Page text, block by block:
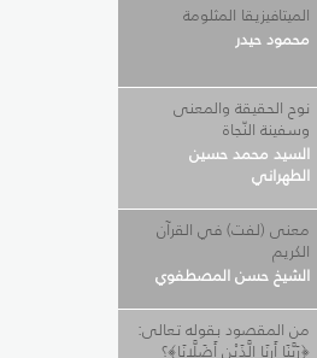
الميتافيزيقا المثلومة
محمود حيدر
نوح الحقيقة والمعنى
وسفينة النّجاة
السيد محمد حسين
الطهراني
معنى (لفت) في القرآن
الكريم
الشيخ حسن المصطفوي
من المقصود بقوله تعالى:
﴿رَبَّنَا أَرِنَا الَّذَيْنِ أَضَلَّانَا﴾؟